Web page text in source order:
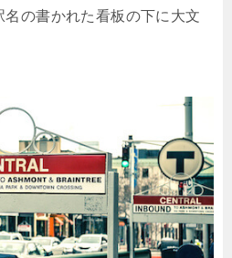
の書かれた看板の下に大文